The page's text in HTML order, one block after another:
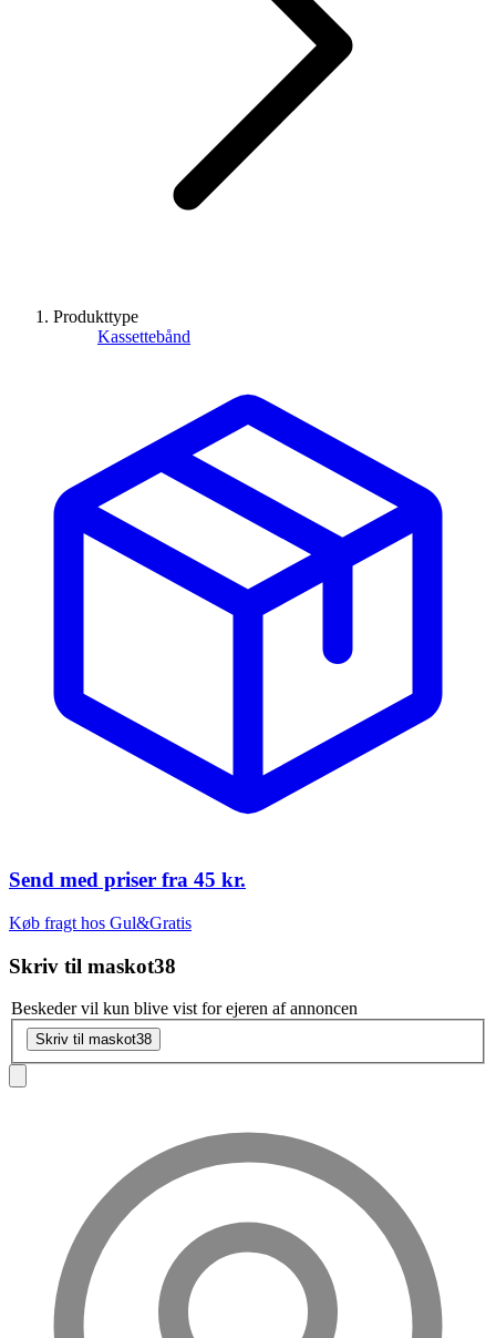
Produkttype
Kassettebånd
Send med priser fra 45 kr.
Køb fragt hos Gul&Gratis
Skriv til maskot38
Beskeder vil kun blive vist for ejeren af annoncen
Skriv til maskot38